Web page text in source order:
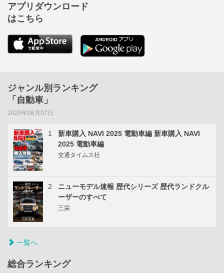
アプリダウンロード
はこちら
ジャンル別ランキング
「自動車」
2026年08月07日
1
新車購入 NAVI 2025 電動車編 新車購入 NAVI
2025 電動車編
交通タイムス社
2
ニューモデル速報 歴代シリーズ 歴代ランドクル
ーザーのすべて
三栄
一覧へ
総合ランキング